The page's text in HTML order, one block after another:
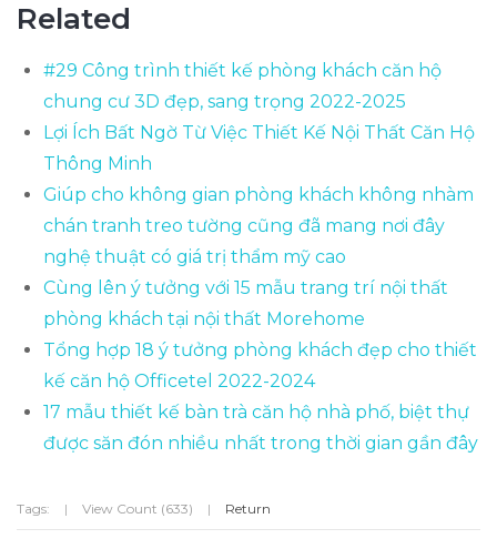
Related
#29 Công trình thiết kế phòng khách căn hộ
chung cư 3D đẹp, sang trọng 2022-2025
Lợi Ích Bất Ngờ Từ Việc Thiết Kế Nội Thất Căn Hộ
Thông Minh
Giúp cho không gian phòng khách không nhàm
chán tranh treo tường cũng đã mang nơi đây
nghệ thuật có giá trị thẩm mỹ cao
Cùng lên ý tưởng với 15 mẫu trang trí nội thất
phòng khách tại nội thất Morehome
Tổng hợp 18 ý tưởng phòng khách đẹp cho thiết
kế căn hộ Officetel 2022-2024
17 mẫu thiết kế bàn trà căn hộ nhà phố, biệt thự
được săn đón nhiều nhất trong thời gian gần đây
Tags: | View Count (633) | Return